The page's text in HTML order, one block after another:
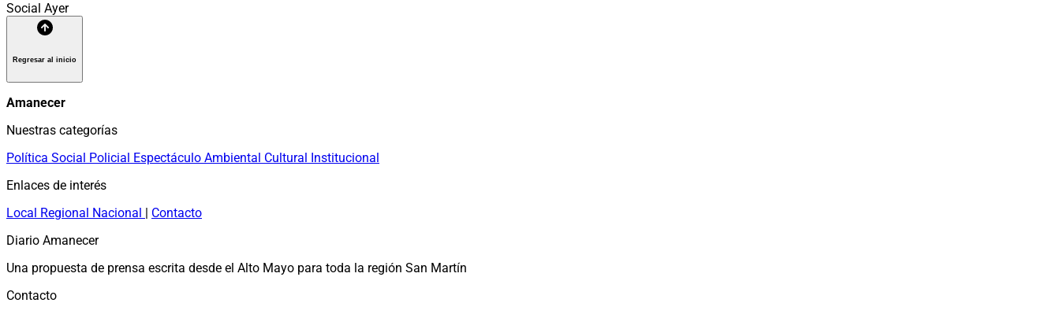
Social Ayer
Regresar al inicio
Amanecer
Nuestras categorías
Política Social Policial Espectáculo Ambiental Cultural Institucional
Enlaces de interés
Local Regional Nacional | Contacto
Diario Amanecer
Una propuesta de prensa escrita desde el Alto Mayo para toda la región San Martín
Contacto